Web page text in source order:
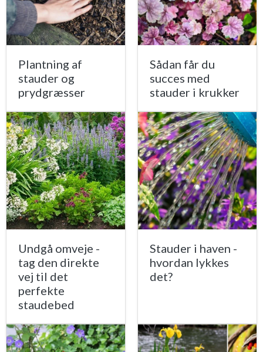
Plantning af
stauder og
prydgræsser
Sådan får du
succes med
stauder i krukker
Undgå omveje -
tag den direkte
vej til det
perfekte
staudebed
Stauder i haven -
hvordan lykkes
det?